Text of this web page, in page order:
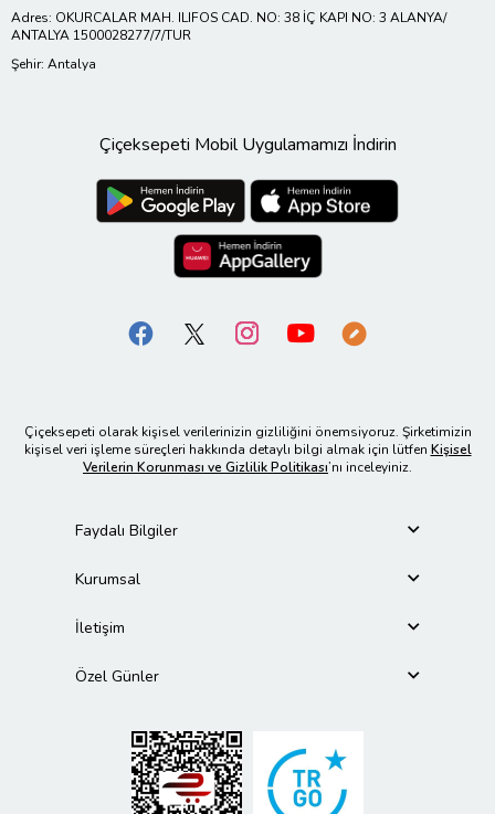
Adres: OKURCALAR MAH. ILIFOS CAD. NO: 38 İÇ KAPI NO: 3 ALANYA/
ANTALYA 1500028277/7/TUR
Şehir: Antalya
Çiçeksepeti Mobil Uygulamamızı İndirin
Çiçeksepeti olarak kişisel verilerinizin gizliliğini önemsiyoruz. Şirketimizin
kişisel veri işleme süreçleri hakkında detaylı bilgi almak için lütfen Kişisel
Verilerin Korunması ve Gizlilik Politikası’nı inceleyiniz.
Faydalı Bilgiler
Kurumsal
İletişim
Özel Günler